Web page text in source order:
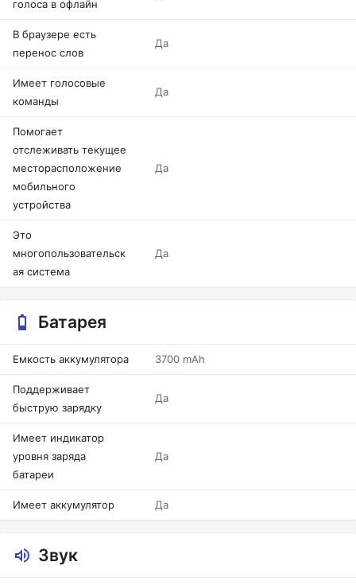
голоса в офлайн
В браузере есть
перенос слов
Да
Имеет голосовые
команды
Да
Помогает
отслеживать текущее
месторасположение
мобильного
устройства
Да
Это
многопользовательск
ая система
Да
Батарея
Емкость аккумулятора 3700 mAh
Поддерживает
быструю зарядку
Да
Имеет индикатор
уровня заряда
батареи
Да
Имеет аккумулятор Да
Звук